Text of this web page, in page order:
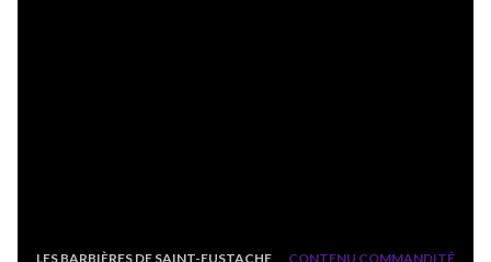
LES BARBIÈRES DE SAINT-EUSTACHE CONTENU COMMANDITÉ